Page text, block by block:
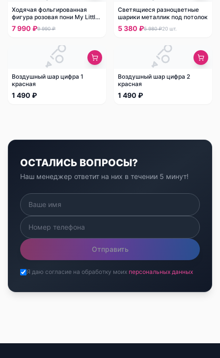
Ходячая фольгированная
фигура розовая пони My Little
Pony
7 990 ₽9 990 ₽
Светящиеся разноцветные
шарики металлик под потолок
5 380 ₽5 980 ₽20 шт.
Воздушный шар цифра 1
красная
1 490 ₽
Воздушный шар цифра 2
красная
1 490 ₽
ОСТАЛИСЬ ВОПРОСЫ?
Наш менеджер ответит на них в течении 5 минут!
Отправить
Я даю согласие на обработку моих персональных данных